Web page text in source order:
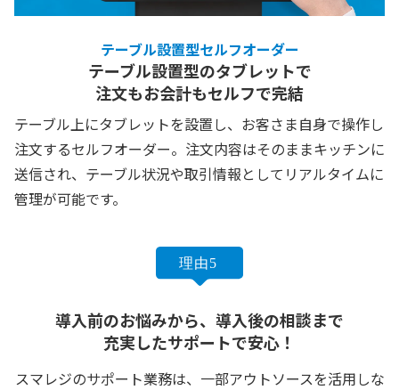
テーブル設置型セルフオーダー
テーブル設置型のタブレットで
注文もお会計もセルフで完結
テーブル上にタブレットを設置し、お客さま自身で操作し
注文するセルフオーダー。注文内容はそのままキッチンに
送信され、テーブル状況や取引情報としてリアルタイムに
管理が可能です。
導入前のお悩みから、導入後の相談まで
充実したサポートで安心！
スマレジのサポート業務は、一部アウトソースを活用しな